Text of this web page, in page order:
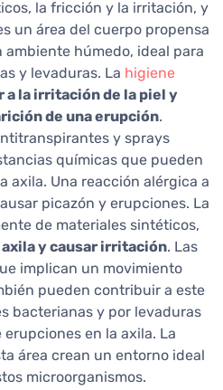
la fricción y la irritación, y
un área del cuerpo propensa
ambiente húmedo, ideal para
y levaduras. La higiene
a la irritación de la piel y
de una erupción.
y sprays
químicas que pueden
axila. Una reacción alérgica a
picazón y erupciones. La
de materiales sintéticos,
y causar irritación. Las
implican un movimiento
pueden contribuir a este
bacterianas y por levaduras
en la axila. La
área crean un entorno ideal
microorganismos.